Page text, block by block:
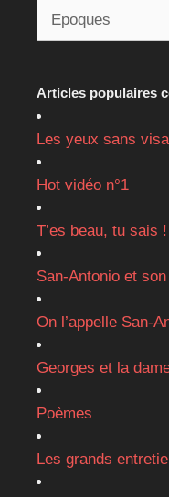
Articles populaires
Les yeux sans
Hot vidéo n°1
T’es beau, tu sais !
San-Antonio et
On l’appelle San-
Georges et la
Poèmes
Les grands